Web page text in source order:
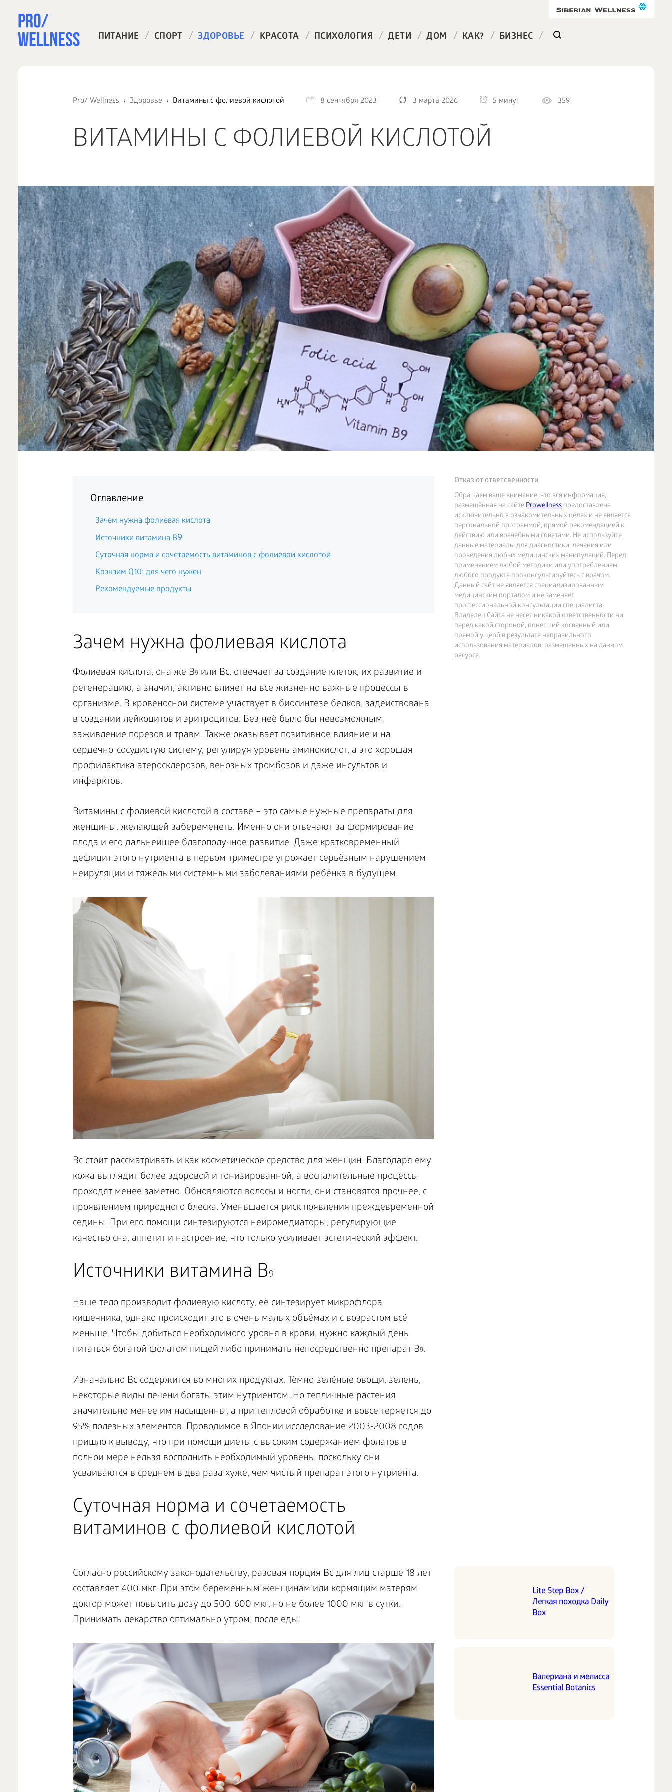
ПИТАНИЕ / СПОРТ / ЗДОРОВЬЕ / КРАСОТА / ПСИХОЛОГИЯ / ДЕТИ / ДОМ / КАК? / БИЗНЕС /
Pro/ Wellness Здоровье Витамины с фолиевой кислотой 8 сентября 2023 3 марта 2026 5 минут 359
ВИТАМИНЫ С ФОЛИЕВОЙ КИСЛОТОЙ
Отказ от ответсвенности
Обращаем ваше внимание, что вся информация,
размещённая на сайтеProwellnessпредоставлена
исключительно в ознакомительных целях и не является
персональной программой, прямой рекомендацией к
действию или врачебными советами. Не используйте
данные материалы для диагностики, лечения или
проведения любых медицинских манипуляций. Перед
применением любой методики или употреблением
любого продукта проконсультируйтесь с врачом.
Данный сайт не является специализированным
медицинским порталом и не заменяет
профессиональной консультации специалиста.
Владелец Сайта не несет никакой ответственности ни
перед какой стороной, понесший косвенный или
прямой ущерб в результате неправильного
использования материалов, размещенных на данном
ресурсе.
Оглавление
Зачем нужна фолиевая кислота
Источники витамина B9
Суточная норма и сочетаемость витаминов с фолиевой кислотой
Коэнзим Q10: для чего нужен
Рекомендуемые продукты
Зачем нужна фолиевая кислота
Фолиевая кислота, она же B9или Bc, отвечает за создание клеток, их развитие и
регенерацию, а значит, активно влияет на все жизненно важные процессы в
организме. В кровеносной системе участвует в биосинтезе белков, задействована
в создании лейкоцитов и эритроцитов. Без неё было бы невозможным
заживление порезов и травм. Также оказывает позитивное влияние и на
сердечно-сосудистую систему, регулируя уровень аминокислот, а это хорошая
профилактика атеросклерозов, венозных тромбозов и даже инсультов и
инфарктов.
Витамины с фолиевой кислотой в составе – это самые нужные препараты для
женщины, желающей забеременеть. Именно они отвечают за формирование
плода и его дальнейшее благополучное развитие. Даже кратковременный
дефицит этого нутриента в первом триместре угрожает серьёзным нарушением
нейруляции и тяжелыми системными заболеваниями ребёнка в будущем.
Bc стоит рассматривать и как косметическое средство для женщин. Благодаря ему
кожа выглядит более здоровой и тонизированной, а воспалительные процессы
проходят менее заметно. Обновляются волосы и ногти, они становятся прочнее, с
проявлением природного блеска. Уменьшается риск появления преждевременной
седины. При его помощи синтезируются нейромедиаторы, регулирующие
качество сна, аппетит и настроение, что только усиливает эстетический эффект.
Источники витамина B9
Наше тело производит фолиевую кислоту, её синтезирует микрофлора
кишечника, однако происходит это в очень малых объёмах и с возрастом всё
меньше. Чтобы добиться необходимого уровня в крови, нужно каждый день
питаться богатой фолатом пищей либо принимать непосредственно препарат B9.
Изначально Bc содержится во многих продуктах. Тёмно-зелёные овощи, зелень,
некоторые виды печени богаты этим нутриентом. Но тепличные растения
значительно менее им насыщенны, а при тепловой обработке и вовсе теряется до
95% полезных элементов. Проводимое в Японии исследование 2003-2008 годов
пришло к выводу, что при помощи диеты с высоким содержанием фолатов в
полной мере нельзя восполнить необходимый уровень, поскольку они
усваиваются в среднем в два раза хуже, чем чистый препарат этого нутриента.
Суточная норма и сочетаемость
витаминов с фолиевой кислотой
Lite Step Box /
Легкая походка Daily
Box
Валериана и мелисса
Essential Botanics
Согласно российскому законодательству, разовая порция Bc для лиц старше 18 лет
составляет 400 мкг. При этом беременным женщинам или кормящим матерям
доктор может повысить дозу до 500-600 мкг, но не более 1000 мкг в сутки.
Принимать лекарство оптимально утром, после еды.